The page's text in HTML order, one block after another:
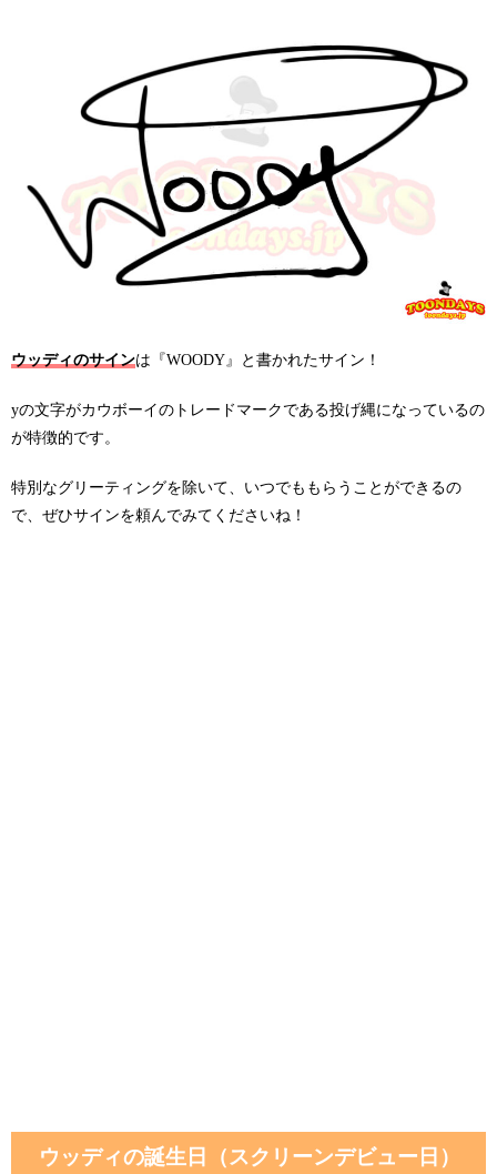
ウッディのサインは『WOODY』と書かれたサイン！
yの文字がカウボーイのトレードマークである投げ縄になっているの
が特徴的です。
特別なグリーティングを除いて、いつでももらうことができるの
で、ぜひサインを頼んでみてくださいね！
ウッディの誕生日（スクリーンデビュー日）